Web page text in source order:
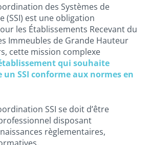
des Systèmes de
(SSI) est une obligation
les Établissements Recevant du
Immeubles de Grande Hauteur
cette mission complexe
qui souhaite
un SSI conforme aux normes en
SSI se doit d’être
disposant
règlementaires,